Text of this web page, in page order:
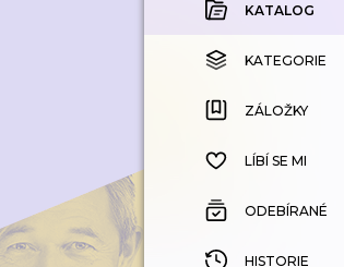
KOUPENÉ
KATEGORIE
ZÁLOŽKY
HISTORIE
KATALOG
KATEGORIE
ZÁLOŽKY
LÍBÍ SE MI
ODEBÍRANÉ
HISTORIE